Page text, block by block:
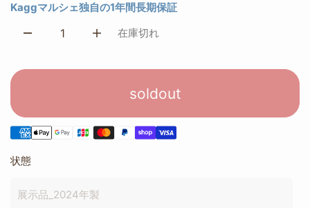
Kaggマルシェ独自の1年間長期保証
在庫切れ
soldout
状態
展示品_2024年製